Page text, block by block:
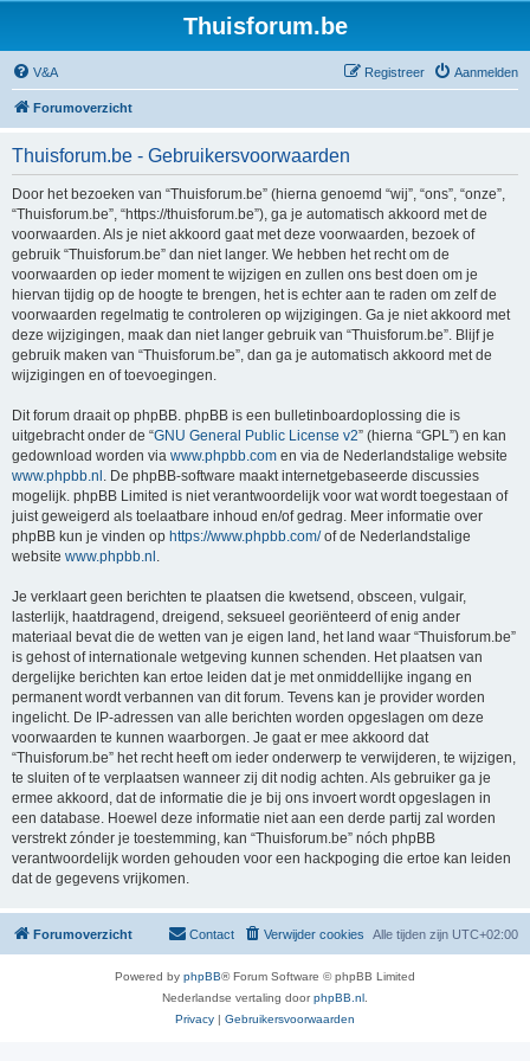
Thuisforum.be
V&A Aanmelden
Registreer
Forumoverzicht
Thuisforum.be - Gebruikersvoorwaarden
Door het bezoeken van “Thuisforum.be” (hierna genoemd “wij”, “ons”, “onze”,
“Thuisforum.be”, “https://thuisforum.be”), ga je automatisch akkoord met de
voorwaarden. Als je niet akkoord gaat met deze voorwaarden, bezoek of
gebruik “Thuisforum.be” dan niet langer. We hebben het recht om de
voorwaarden op ieder moment te wijzigen en zullen ons best doen om je
hiervan tijdig op de hoogte te brengen, het is echter aan te raden om zelf de
voorwaarden regelmatig te controleren op wijzigingen. Ga je niet akkoord met
deze wijzigingen, maak dan niet langer gebruik van “Thuisforum.be”. Blijf je
gebruik maken van “Thuisforum.be”, dan ga je automatisch akkoord met de
wijzigingen en of toevoegingen.
Dit forum draait op phpBB. phpBB is een bulletinboardoplossing die is
uitgebracht onder de “GNU General Public License v2” (hierna “GPL”) en kan
gedownload worden via www.phpbb.com en via de Nederlandstalige website
www.phpbb.nl . De phpBB-software maakt internetgebaseerde discussies
mogelijk. phpBB Limited is niet verantwoordelijk voor wat wordt toegestaan of
juist geweigerd als toelaatbare inhoud en/of gedrag. Meer informatie over
phpBB kun je vinden op https://www.phpbb.com/of de Nederlandstalige
website www.phpbb.nl .
Je verklaart geen berichten te plaatsen die kwetsend, obsceen, vulgair,
lasterlijk, haatdragend, dreigend, seksueel georiënteerd of enig ander
materiaal bevat die de wetten van je eigen land, het land waar “Thuisforum.be”
is gehost of internationale wetgeving kunnen schenden. Het plaatsen van
dergelijke berichten kan ertoe leiden dat je met onmiddellijke ingang en
permanent wordt verbannen van dit forum. Tevens kan je provider worden
ingelicht. De IP-adressen van alle berichten worden opgeslagen om deze
voorwaarden te kunnen waarborgen. Je gaat er mee akkoord dat
“Thuisforum.be” het recht heeft om ieder onderwerp te verwijderen, te wijzigen,
te sluiten of te verplaatsen wanneer zij dit nodig achten. Als gebruiker ga je
ermee akkoord, dat de informatie die je bij ons invoert wordt opgeslagen in
een database. Hoewel deze informatie niet aan een derde partij zal worden
verstrekt zónder je toestemming, kan “Thuisforum.be” nóch phpBB
verantwoordelijk worden gehouden voor een hackpoging die ertoe kan leiden
dat de gegevens vrijkomen.
Forumoverzicht Alle tijden zijn UTC+02:00
Verwijder cookies
Contact
Powered by phpBB® Forum Software © phpBB Limited
Nederlandse vertaling doorphpBB.nl
Privacy | Gebruikersvoorwaarden